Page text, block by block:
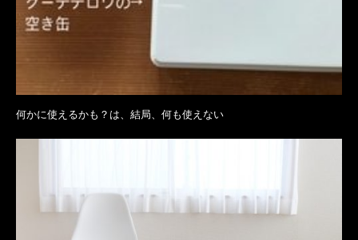
何かに使えるかも？は、結局、何も使えない